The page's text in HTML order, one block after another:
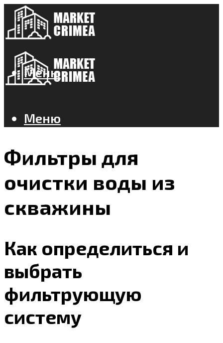
Меню
Меню
Фильтры для
очистки воды из
скважины
Как определиться и
выбрать
фильтрующую
систему